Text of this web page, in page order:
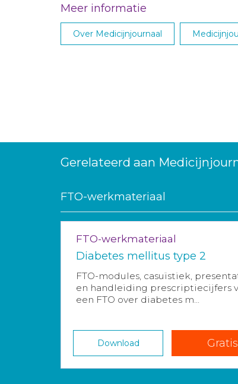
Meer informatie
Over Medicijnjournaal
Gerelateerd aan
FTO-werkmateriaal
FTO-werkmateriaal
Diabetes mellitus type 2
FTO-modules, casuïstiek,
en handleiding prescriptiecijfers
een FTO over diabetes m...
Download Gratis